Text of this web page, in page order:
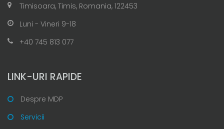
Timisoara, Timis, Romania, 122453
Luni - Vineri 9-18
+40 745 813 077
LINK-URI RAPIDE
Despre MDP
Servicii